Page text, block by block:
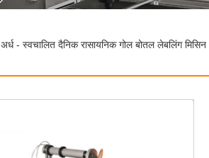
अर्ध - स्वचालित दैनिक रासायनिक गोल बोतल लेबलिंग मिसिन